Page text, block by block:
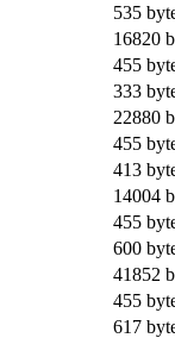
535
16820
455
333
22880
455
413
14004
455
600
41852
455
617